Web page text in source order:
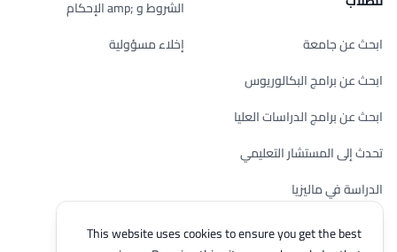
This website uses cookies to ensure you get the best
ابحث عن جامعة
ابحث عن برامج البكالوريوس
ابحث عن برامج الدراسات العليا
تحدث إلى المستشار التعليمي
الدراسة في ماليزيا
تحقق من أهليتك
الشروط و ;amp الإحكام
إخلاء مسؤولية